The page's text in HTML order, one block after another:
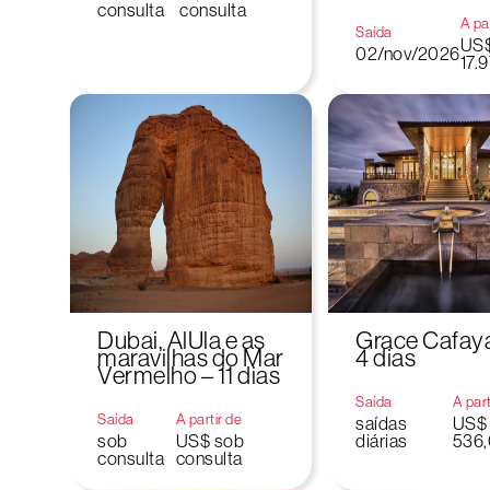
consulta
consulta
Saída
02/nov/2026
A
Dubai, AlUla e as
maravilhas do Mar
Vermelho – 11 dias
Saída
sob
consulta
A partir de
US$ sob
consulta
Grace
4 dias
Saída
saídas
diárias
A
US$